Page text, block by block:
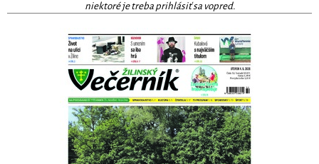
niektoré je treba prihlásiť sa vopred.